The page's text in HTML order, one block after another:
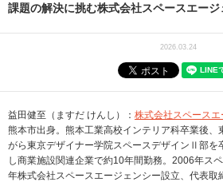
課題の解決に挑む株式会社スペースエー
2026.03.24
益田健至（ますだ けんし）： 株式会社スペースエ
熊本市出身。熊本工業高校インテリア科卒業後、
がら東京デザイナー学院スペースデザインⅡ部を
し商業施設関連企業で約10年間勤務。2006年ス
年株式会社スペースエージェンシー設立、代表取